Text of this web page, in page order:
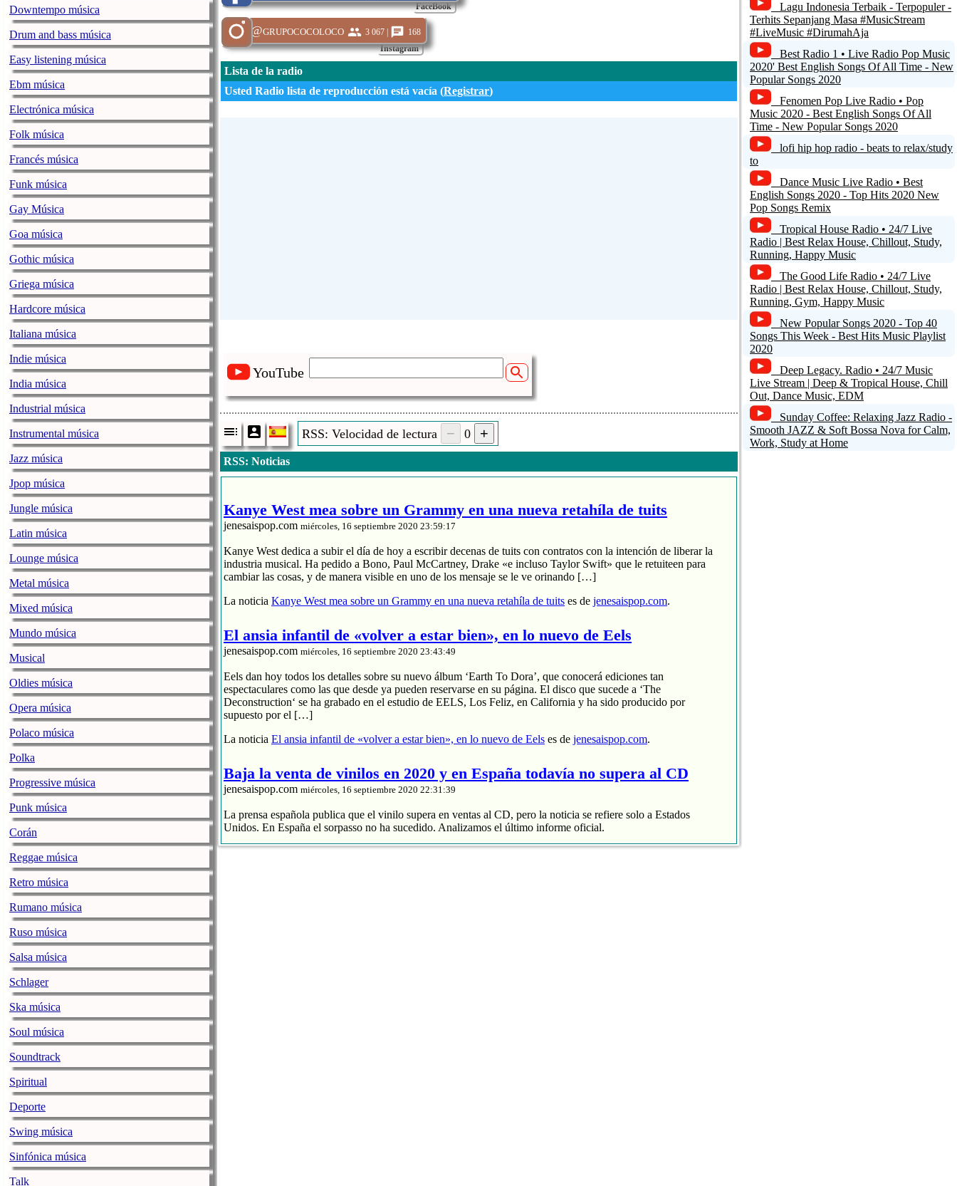
Downtempo música
Drum and bass música
Easy listening música
Ebm música
Electrónica música
Folk música
Francés música
Funk música
Gay Música
Goa música
Gothic música
Griega música
Hardcore música
Italiana música
Indie música
India música
Industrial música
Instrumental música
Jazz música
Jpop música
Jungle música
Latin música
Lounge música
Metal música
Mixed música
Mundo música
Musical
Oldies música
Opera música
Polaco música
Polka
Progressive música
Punk música
Corán
Reggae música
Retro música
Rumano música
Ruso música
Salsa música
Schlager
Ska música
Soul música
Soundtrack
Spiritual
Deporte
Swing música
Sinfónica música
Talk
FaceBook
Instagram
@grupococoloco 3 067 | 168
Lista de la radio
Usted Radio lista de reproducción está vacía (Registrar)
YouTube
RSS: Velocidad de lectura 0
RSS: Noticias
Kanye West mea sobre un Grammy en una nueva retahíla de tuits
jenesaispop.com miércoles, 16 septiembre 2020 23:59:17
Kanye West dedica a subir el día de hoy a escribir decenas de tuits con contratos con la intención de liberar la
industria musical. Ha pedido a Bono, Paul McCartney, Drake «e incluso Taylor Swift» que le retuiteen para
cambiar las cosas, y de manera visible en uno de los mensaje se le ve orinando […]
La noticia Kanye West mea sobre un Grammy en una nueva retahíla de tuits es de jenesaispop.com.
El ansia infantil de «volver a estar bien», en lo nuevo de Eels
jenesaispop.com miércoles, 16 septiembre 2020 23:43:49
Eels dan hoy todos los detalles sobre su nuevo álbum ‘Earth To Dora’, que conocerá ediciones tan
espectaculares como las que desde ya pueden reservarse en su página. El disco que sucede a ‘The
Deconstruction‘ se ha grabado en el estudio de EELS, Los Feliz, en California y ha sido producido por
supuesto por el […]
La noticia El ansia infantil de «volver a estar bien», en lo nuevo de Eels es de jenesaispop.com.
Baja la venta de vinilos en 2020 y en España todavía no supera al CD
jenesaispop.com miércoles, 16 septiembre 2020 22:31:39
La prensa española publica que el vinilo supera en ventas al CD, pero la noticia se refiere solo a Estados
Unidos. En España el sorpasso no ha sucedido. Analizamos el último informe oficial.
El streaming produce un 88% de los ingresos
BMW - Automobile Bavaria
Netcast
Lagu Indonesia Terbaik - Terpopuler -
Terhits Sepanjang Masa #MusicStream
#LiveMusic #DirumahAja
Best Radio 1 • Live Radio Pop Music
2020' Best English Songs Of All Time - New
Popular Songs 2020
Fenomen Pop Live Radio • Pop
Music 2020 - Best English Songs Of All
Time - New Popular Songs 2020
lofi hip hop radio - beats to relax/study
to
Dance Music Live Radio • Best
English Songs 2020 - Top Hits 2020 New
Pop Songs Remix
Tropical House Radio • 24/7 Live
Radio | Best Relax House, Chillout, Study,
Running, Happy Music
The Good Life Radio • 24/7 Live
Radio | Best Relax House, Chillout, Study,
Running, Gym, Happy Music
New Popular Songs 2020 - Top 40
Songs This Week - Best Hits Music Playlist
2020
Deep Legacy. Radio • 24/7 Music
Live Stream | Deep & Tropical House, Chill
Out, Dance Music, EDM
Sunday Coffee: Relaxing Jazz Radio -
Smooth JAZZ & Soft Bossa Nova for Calm,
Work, Study at Home